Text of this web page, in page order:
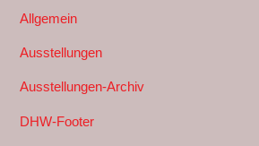
Allgemein
Ausstellungen
Ausstellungen-Archiv
DHW-Footer